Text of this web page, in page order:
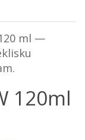
ml —
120ml